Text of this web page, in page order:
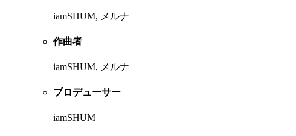
iamSHUM, メルナ
作曲者
iamSHUM, メルナ
プロデューサー
iamSHUM